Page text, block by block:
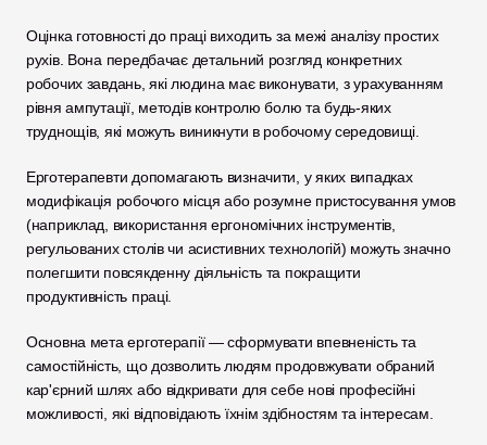
Оцінка готовності до праці виходить за межі аналізу простих
рухів. Вона передбачає детальний розгляд конкретних
робочих завдань, які людина має виконувати, з урахуванням
рівня ампутації, методів контролю болю та будь-яких
труднощів, які можуть виникнути в робочому середовищі.
Ерготерапевти допомагають визначити, у яких випадках
модифікація робочого місця або розумне пристосування умов
(наприклад, використання ергономічних інструментів,
регульованих столів чи асистивних технологій) можуть значно
полегшити повсякденну діяльність та покращити
продуктивність праці.
Основна мета ерготерапії — сформувати впевненість та
самостійність, що дозволить людям продовжувати обраний
кар'єрний шлях або відкривати для себе нові професійні
можливості, які відповідають їхнім здібностям та інтересам.